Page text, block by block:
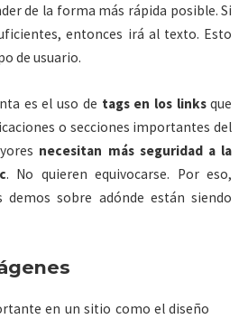
de la forma más rápida posible. Si
entonces irá al texto. Esto
de usuario.
es el uso de tags en los linksque
o secciones importantes del
necesitan más seguridad a la
. No quieren equivocarse. Por eso,
sobre adónde están siendo
en un sitio como el diseño